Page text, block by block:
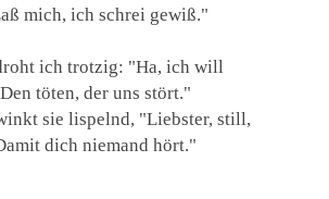
mich, ich schrei gewiß."
ich trotzig: "Ha, ich will
Den töten, der uns stört."
sie lispelnd, "Liebster, still,
dich niemand hört."